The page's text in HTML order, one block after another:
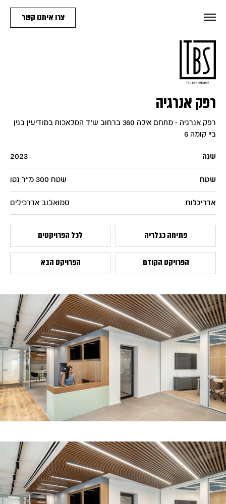
צרו איתנו קשר
רפק אנרגיה
רפק אנרגיה - מתחם אילה 360 ברחוב ש"ד המלאכות במודיעין בנין
ביי קומה 6
שנה
2023
שטח שטח 300 מ"ר נטו
אדריכלות סמואלוב אדרכילים
פתיחה כגלריה לכל הפרויקטים
הפרויקט הקודם הפרויקט הבא